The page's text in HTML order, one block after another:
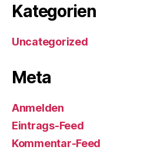
Kategorien
Uncategorized
Meta
Anmelden
Eintrags-Feed
Kommentar-Feed